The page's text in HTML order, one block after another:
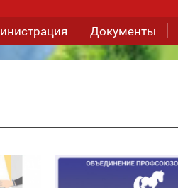
Документы